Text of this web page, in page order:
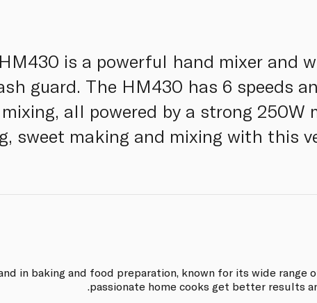
is a powerful hand mixer and
guard. The HM430 has 6 speeds
all powered by a strong 250W
sweet making and mixing with this
in baking and food preparation, known for its wide range
passionate home cooks get better results